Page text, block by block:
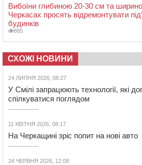
Вибоїни глибиною 20-30 см та
Черкасах просять відремонтувати
будинків
885
СХОЖІ НОВИНИ
24 ЛИПНЯ 2026, 08:27
У Смілі запрацюють технології, які
спілкуватися поглядом
11 КВІТНЯ 2026, 08:17
На Черкащині зріс попит на нові авто
24 ЧЕРВНЯ 2026, 12:08